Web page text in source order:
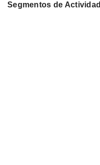
Segmentos de Actividad